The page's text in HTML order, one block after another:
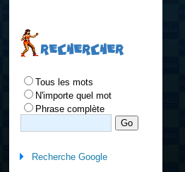
RECHERCHER
Tous les mots
N'importe quel mot
Phrase complète
Recherche Google